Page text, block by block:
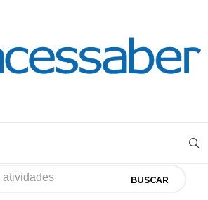
BUSCAR